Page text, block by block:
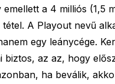
a 4 milliós (1,5
A Playout nevű
egy leánycége.
biztos, az az, hogy
ha beválik,